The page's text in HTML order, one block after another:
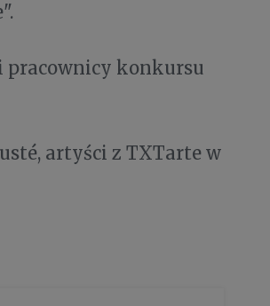
pracownicy konkursu
artyści z TXTarte w